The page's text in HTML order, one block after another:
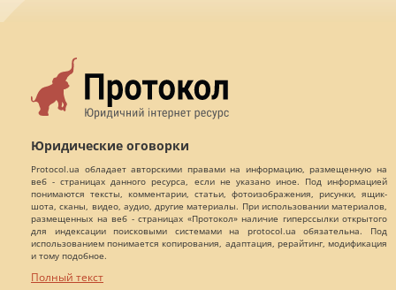
Юридические оговорки
Protocol.ua обладает авторскими правами на информацию, размещенную на
веб - страницах данного ресурса, если не указано иное. Под информацией
понимаются тексты, комментарии, статьи, фотоизображения, рисунки, ящик-
шота, сканы, видео, аудио, другие материалы. При использовании материалов,
размещенных на веб - страницах «Протокол» наличие гиперссылки открытого
для индексации поисковыми системами на protocol.ua обязательна. Под
использованием понимается копирования, адаптация, рерайтинг, модификация
и тому подобное.
Полный текст